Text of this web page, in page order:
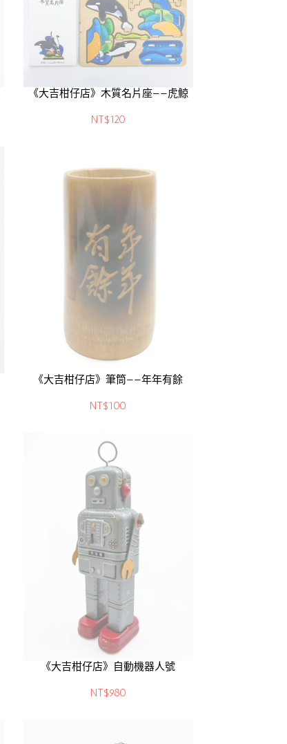
《大吉柑仔店》木質名片座——虎鯨
NT$120
《大吉柑仔店》筆筒——年年有餘
NT$100
《大吉柑仔店》自動機器人號
NT$980